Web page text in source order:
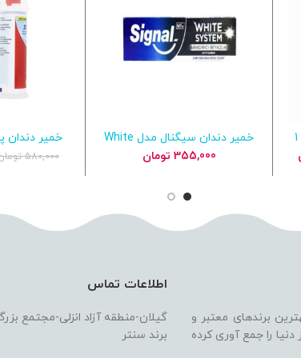
خمیر دندان و دهانشویه 2 در 1
افزودن به سبد خرید خمیر دندان سیگنال مدل White
System سفیدکننده روزانه355,000 تومان
افزودن
خمیر دندان
جرم‌ گیر پمپی
580,000
برندهای معتبر و
را جمع آوری کرده
اطلاعات تماس
گیلان-منطقه آزاد انزلی-مجتمع
برند سنتر